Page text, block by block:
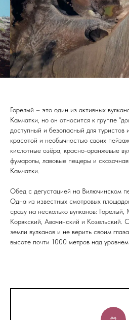
Горелый – это один из активных
Камчатки, но он относится к группе
доступный и безопасный для туристов
красотой и необычностью своих
кислотные озёра, красно-оранжевые
фумаролы, лавовые пещеры и
Камчатки.
Обед с дегустацией на Вилючинском
Одна из известных смотровых
сразу на несколько вулканов:
Корякский, Авачинский и Козельский.
земли вулканов и не верить своим
высоте почти 1000 метров над уровнем